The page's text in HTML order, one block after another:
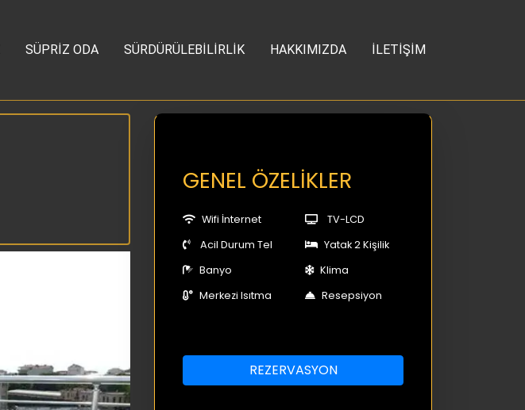
SÜPRİZ ODA SÜRDÜRÜLEBİLİRLİK HAKKIMIZDA İLETİŞİM
GENEL ÖZELİKLER
Wifi İnternet
TV-LCD
Acil Durum Tel
Yatak 2 Kişilik
Banyo
Klima
Merkezi Isıtma
Resepsiyon
REZERVASYON